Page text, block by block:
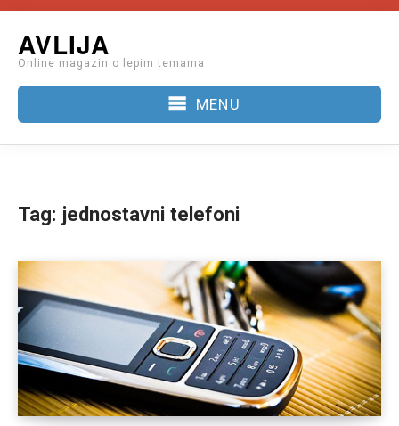
content
AVLIJA
Online magazin o lepim temama
MENU
Tag: jednostavni telefoni